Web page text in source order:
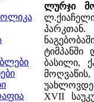
ლურჯი
პარკთან.
ბასილი,
XVII